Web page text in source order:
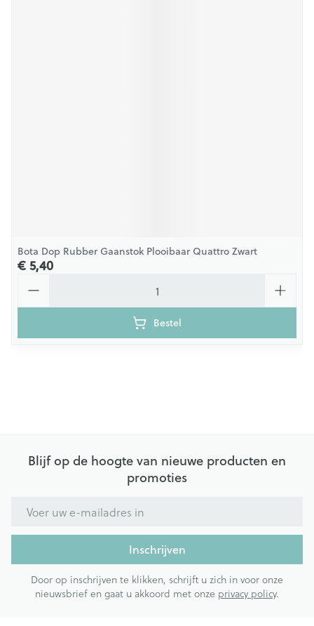
Bota Dop Rubber Gaanstok Plooibaar Quattro Zwart
€ 5,40
Bestel
Blijf op de hoogte van nieuwe producten en
promoties
Inschrijven
Door op inschrijven te klikken, schrijft u zich in voor onze
nieuwsbrief en gaat u akkoord met onze privacy policy.